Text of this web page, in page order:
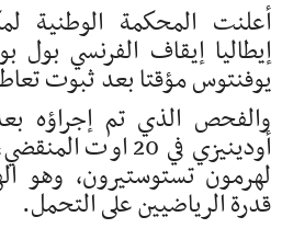
أعلنت المحكمة الوطنية
إيطاليا إيقاف الفرنسي
يوفنتوس مؤقتا بعد ثبوت
والفحص الذي تم إجراؤه
أودينيزي في 20
لهرمون تستوستيرون، وهو
قدرة الرياضيين على التحمل.